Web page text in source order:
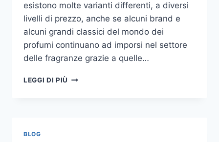
esistono molte varianti differenti, a diversi
livelli di prezzo, anche se alcuni brand e
alcuni grandi classici del mondo dei
profumi continuano ad imporsi nel settore
delle fragranze grazie a quelle…
LEGGI DI PIÙ
BLOG